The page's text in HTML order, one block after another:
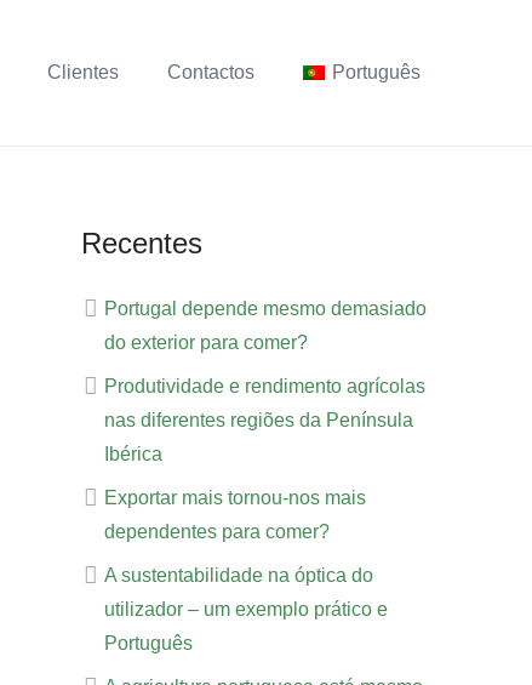
Clientes Contactos Português
Recentes
Portugal depende mesmo demasiado
do exterior para comer?
Produtividade e rendimento agrícolas
nas diferentes regiões da Península
Ibérica
Exportar mais tornou-nos mais
dependentes para comer?
A sustentabilidade na óptica do
utilizador – um exemplo prático e
Português